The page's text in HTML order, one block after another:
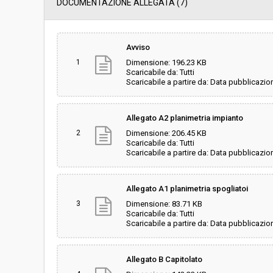
Svolgimento: Gara in busta
Responsabile attuale:
DOCUMENTAZIONE ALLEGATA (7)
1
Avviso
Dimensione: 196.23 KB
Scaricabile da: Tutti
Scaricabile a partire da: Data
2
Allegato A2 planimetria impianto
Dimensione: 206.45 KB
Scaricabile da: Tutti
Scaricabile a partire da: Data
3
Allegato A1 planimetria spogliatoi
Dimensione: 83.71 KB
Scaricabile da: Tutti
Scaricabile a partire da: Data
Allegato B Capitolato